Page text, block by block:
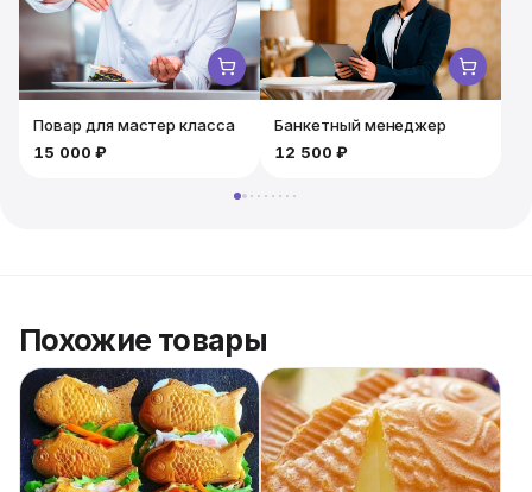
невероятно сытным форматом питания!
Повар для мастер класса
15 000 ₽
Банкетный менеджер
12 500 ₽
Похожие товары